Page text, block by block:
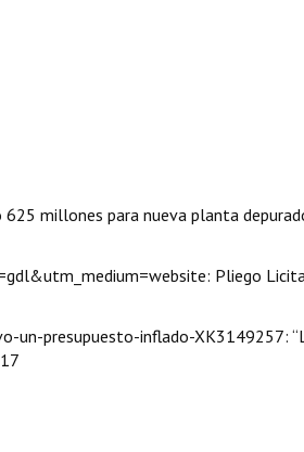
millones para nueva planta
Pliego
un-presupuesto-inflado-XK3149257: